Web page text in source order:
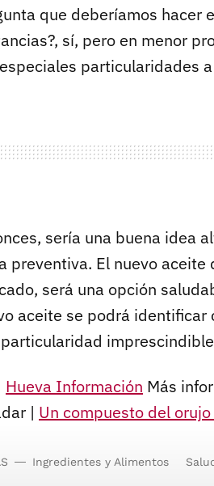
que deberíamos hacer
sí, pero en menor
particularidades
sería una buena idea
preventiva. El nuevo
será una opción
aceite se podrá
Hueva Información Más
| Un compuesto del
Ingredientes y Alimentos